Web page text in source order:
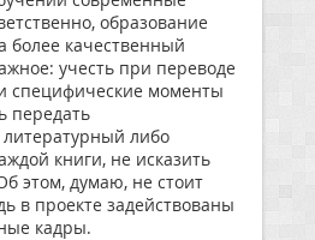
образование
более качественный
учесть при переводе
специфические моменты
передать
либо
книги, не исказить
этом, думаю, не стоит
в проекте задействованы
кадры.